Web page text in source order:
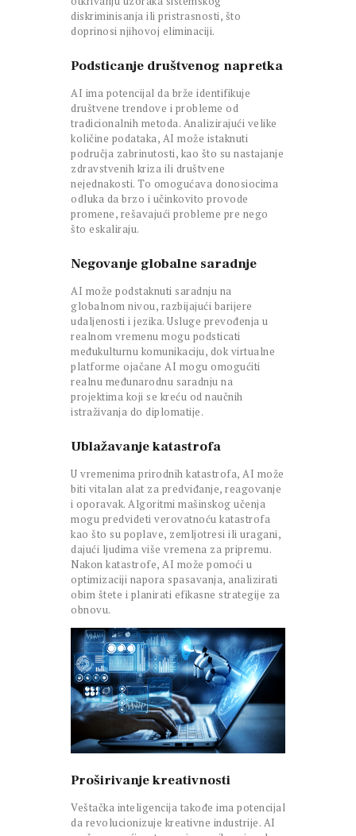
diskriminisanja ili pristrasnosti, što
doprinosi njihovoj eliminaciji.
Podsticanje društvenog napretka
AI ima potencijal da brže identifikuje
društvene trendove i probleme od
tradicionalnih metoda. Analizirajući velike
količine podataka, AI može istaknuti
područja zabrinutosti, kao što su nastajanje
zdravstvenih kriza ili društvene
nejednakosti. To omogućava donosiocima
odluka da brzo i učinkovito provode
promene, rešavajući probleme pre nego
što eskaliraju.
Negovanje globalne saradnje
AI može podstaknuti saradnju na
globalnom nivou, razbijajući barijere
udaljenosti i jezika. Usluge prevođenja u
realnom vremenu mogu podsticati
međukulturnu komunikaciju, dok virtualne
platforme ojačane AI mogu omogućiti
realnu međunarodnu saradnju na
projektima koji se kreću od naučnih
istraživanja do diplomatije.
Ublažavanje katastrofa
U vremenima prirodnih katastrofa, AI može
biti vitalan alat za predviđanje, reagovanje
i oporavak. Algoritmi mašinskog učenja
mogu predvideti verovatnoću katastrofa
kao što su poplave, zemljotresi ili uragani,
dajući ljudima više vremena za pripremu.
Nakon katastrofe, AI može pomoći u
optimizaciji napora spasavanja, analizirati
obim štete i planirati efikasne strategije za
obnovu.
Proširivanje kreativnosti
Veštačka inteligencija takođe ima potencijal
da revolucionizuje kreativne industrije. AI